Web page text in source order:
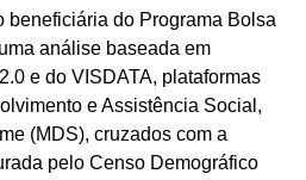
beneficiária do Programa Bolsa
análise baseada em
e do VISDATA, plataformas
e Assistência Social,
(MDS), cruzados com a
pelo Censo Demográfico